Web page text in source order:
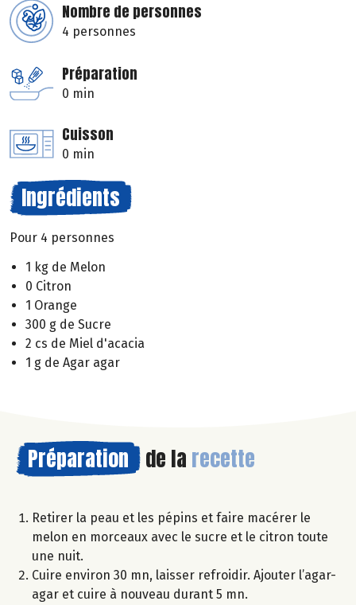
Nombre de personnes
4 personnes
Préparation
0 min
Cuisson
0 min
Ingrédients
Pour 4 personnes
1 kg de Melon
0 Citron
1 Orange
300 g de Sucre
2 cs de Miel d'acacia
1 g de Agar agar
Préparation de la recette
Retirer la peau et les pépins et faire macérer le
melon en morceaux avec le sucre et le citron toute
une nuit.
Cuire environ 30 mn, laisser refroidir. Ajouter l’agar-
agar et cuire à nouveau durant 5 mn.